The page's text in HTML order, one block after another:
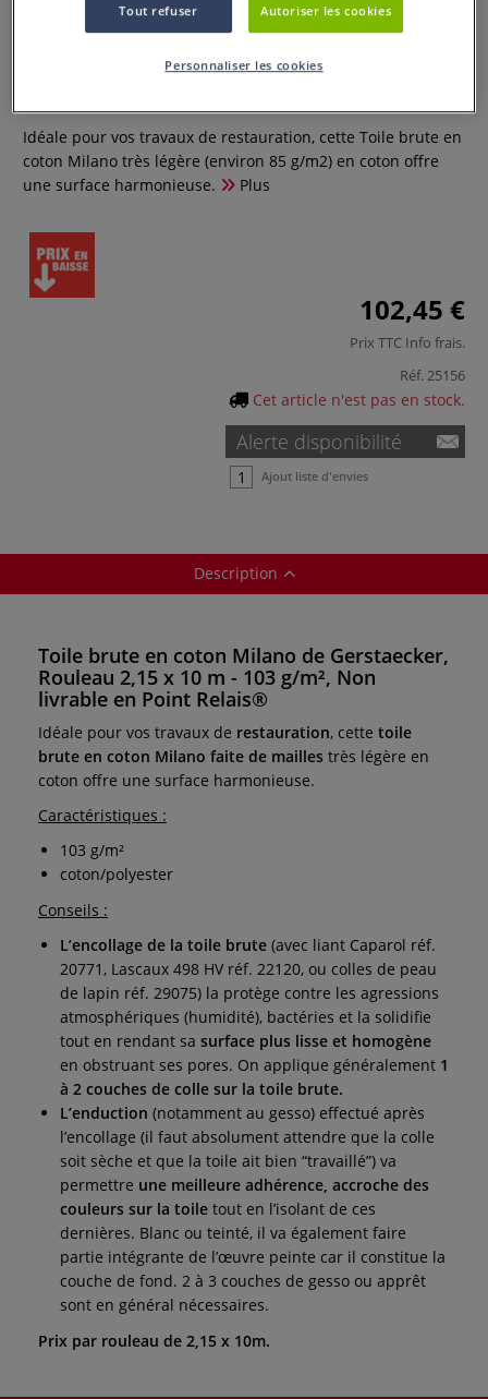
Toile brute en coton Milano de
Gerstaecker
Idéale pour vos travaux de restauration, cette Toile brute en
coton Milano très légère (environ 85 g/m2) en coton offre
une surface harmonieuse.
Plus
102,45 €
Prix TTC Info frais.
Réf.25156
Cet article n'est pas en stock.
Alerte disponibilité
Ajout liste d'envies
Description
Toile brute en coton Milano de Gerstaecker,
Rouleau 2,15 x 10 m - 103 g/m², Non
livrable en Point Relais®
Idéale pour vos travaux de restauration, cette toile
brute en coton Milano faite de mailles très légère en
coton offre une surface harmonieuse.
Caractéristiques :
103 g/m²
coton/polyester
Conseils :
L’encollage de la toile brute (avec liant Caparol réf.
20771, Lascaux 498 HV réf. 22120, ou colles de peau
de lapin réf. 29075) la protège contre les agressions
atmosphériques (humidité), bactéries et la solidifie
tout en rendant sa surface plus lisse et homogène
en obstruant ses pores. On applique généralement 1
à 2 couches de colle sur la toile brute.
L’enduction (notamment au gesso) effectué après
l’encollage (il faut absolument attendre que la colle
soit sèche et que la toile ait bien “travaillé”) va
permettre une meilleure adhérence, accroche des
couleurs sur la toile tout en l’isolant de ces
dernières. Blanc ou teinté, il va également faire
partie intégrante de l’œuvre peinte car il constitue la
couche de fond. 2 à 3 couches de gesso ou apprêt
sont en général nécessaires.
Prix par rouleau de 2,15 x 10m.
Tout refuser Autoriser les cookies
Personnaliser les cookies